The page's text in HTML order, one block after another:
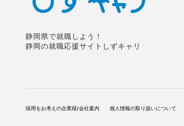
静岡県で就職しよう！
静岡の就職応援サイトしずキャリ
採用をお考えの企業様/会社案内 個人情報の取り扱いについて